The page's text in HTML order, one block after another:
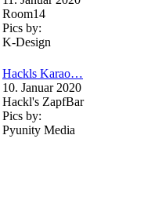
Room14
Pics by:
K-Design
Hackls Karao…
10. Januar 2020
Hackl's ZapfBar
Pics by:
Pyunity Media